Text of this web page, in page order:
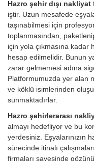
Hazro şehir dışı nakliyat
iştir. Uzun mesafede
taşınabilmesi için
toplanmasından,
için yola çıkmasına kadar
hesap edilmelidir. Bunun
zarar gelmemesi adına
Platformumuzda yer alan
ve köklü isimlerinden
sunmaktadırlar.
Hazro şehirlerarası
almayı hedefliyor ve bu
yerdesiniz. Eşyalarınızın
sürecinde itinalı
firmaları sayesinde